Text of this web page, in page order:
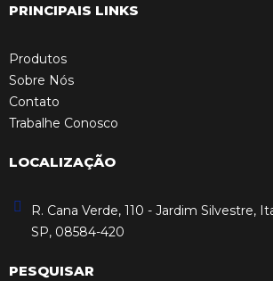
PRINCIPAIS LINKS
Produtos
Sobre Nós
Contato
Trabalhe Conosco
LOCALIZAÇÃO
R. Cana Verde, 110 - Jardim Silvestre,
SP, 08584-420
PESQUISAR